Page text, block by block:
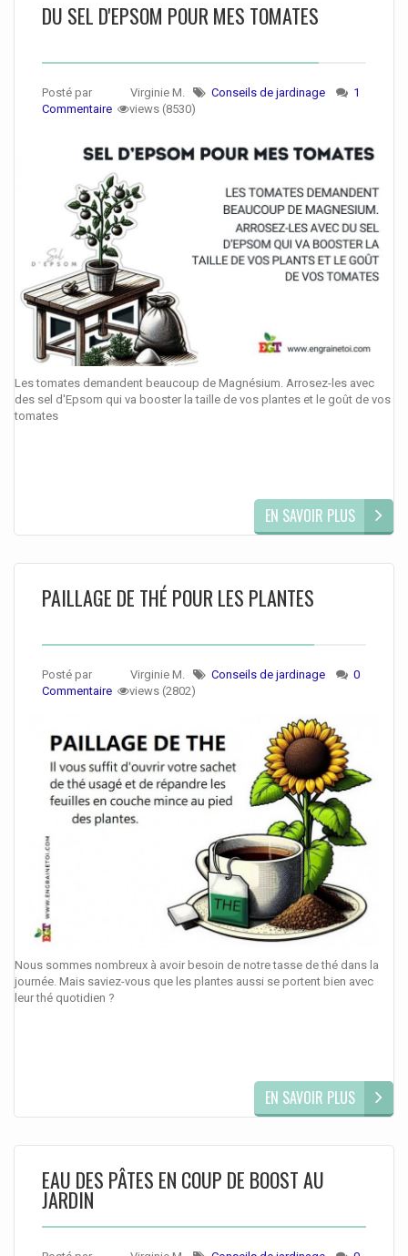
DU SEL D'EPSOM POUR MES TOMATES
Posté par Virginie M. Conseils de jardinage
1
Commentaire
views (8530)
Les tomates demandent beaucoup de Magnésium. Arrosez-les avec
des sel d'Epsom qui va booster la taille de vos plantes et le goût de vos
tomates
EN SAVOIR PLUS
PAILLAGE DE THÉ POUR LES PLANTES
Posté par Virginie M. Conseils de jardinage
0
Commentaire
views (2802)
Nous sommes nombreux à avoir besoin de notre tasse de thé dans la
journée. Mais saviez-vous que les plantes aussi se portent bien avec
leur thé quotidien ?
EN SAVOIR PLUS
EAU DES PÂTES EN COUP DE BOOST AU
JARDIN